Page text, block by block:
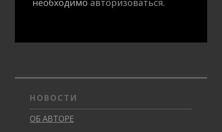
необходимо авторизоваться.
НОВОСТИ
ОБ АВТОРЕ